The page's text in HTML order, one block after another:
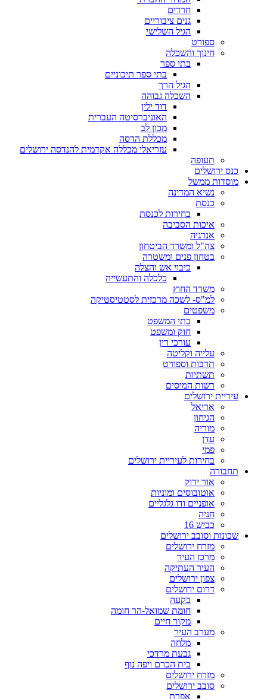
חרדים
גנים ציבוריים
הגיל השלישי
ספורט
חינוך והשכלה
בתי ספר
בתי ספר תיכוניים
הגיל הרך
השכלה גבוהה
דוד ילין
האוניברסיטה העברית
מכון לב
מכללת הדסה
עזריאלי מכללה אקדמית להנדסה ירושלים
תעופה
כנס ירושלים
מוסדות ממשל
נשיא המדינה
כנסת
בחירות לכנסת
איכות הסביבה
אנרגיה
צה"ל ומשרד הביטחון
בטחון פנים ומשטרה
כיבוי אש והצלה
כלכלה והתעשייה
משרד החוץ
למ"ס- לשכה מרכזית לסטטיסטיקה
משפטים
בתי המשפט
חוק ומשפט
עורכי דין
עלייה וקליטה
תרבות וספורט
תשתיות
רשות המיסים
עיריית ירושלים
אריאל
הגיחון
מוריה
עדן
פמי
בחירות לעיריית ירושלים
תחבורה
אור ירוק
אוטובוסים ומוניות
אופניים ודו גלגליים
חניה
כביש 16
שכונות וסובב ירושלים
מזרח ירושלים
מרכז העיר
העיר העתיקה
צפון ירושלים
דרום ירושלים
בקעה
חומת שמואל-הר חומה
מקור חיים
מערב העיר
מלחה
גבעת מרדכי
בית הכרם ויפה נוף
מזרח ירושלים
סובב ירושלים
אפרת